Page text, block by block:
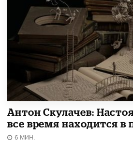
Антон Скулачев:
все время находится в
6 МИН.